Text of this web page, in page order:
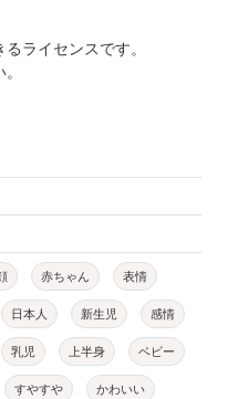
ライセンスです。
赤ちゃん 表情
日本人 新生児 感情
乳児 上半身 ベビー
すやすや かわいい